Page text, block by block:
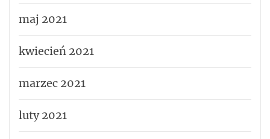
maj 2021
kwiecień 2021
marzec 2021
luty 2021